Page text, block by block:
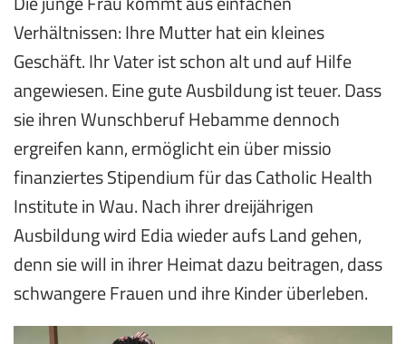
Verhältnissen: Ihre Mutter hat ein kleines
Geschäft. Ihr Vater ist schon alt und auf Hilfe
angewiesen. Eine gute Ausbildung ist teuer. Dass
sie ihren Wunschberuf Hebamme dennoch
ergreifen kann, ermöglicht ein über missio
finanziertes Stipendium für das Catholic Health
Institute in Wau. Nach ihrer dreijährigen
Ausbildung wird Edia wieder aufs Land gehen,
denn sie will in ihrer Heimat dazu beitragen, dass
schwangere Frauen und ihre Kinder überleben.